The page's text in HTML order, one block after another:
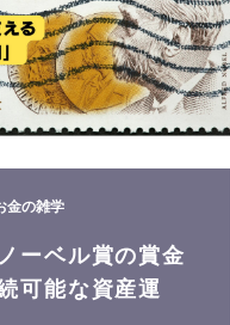
金の雑学
ーベル賞の賞金
可能な資産運